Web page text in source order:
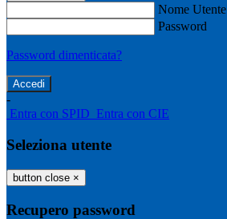
Nome Utente
Password
Password dimenticata?
-
Entra con SPID Entra con CIE
Seleziona utente
button close ×
Recupero password